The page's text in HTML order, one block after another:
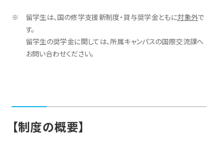
留学生は、国の修学支援新制度・貸与奨学金ともに対象外で
す。
留学生の奨学金に関しては、所属キャンパスの国際交流課へ
お問い合わせください。
【制度の概要】